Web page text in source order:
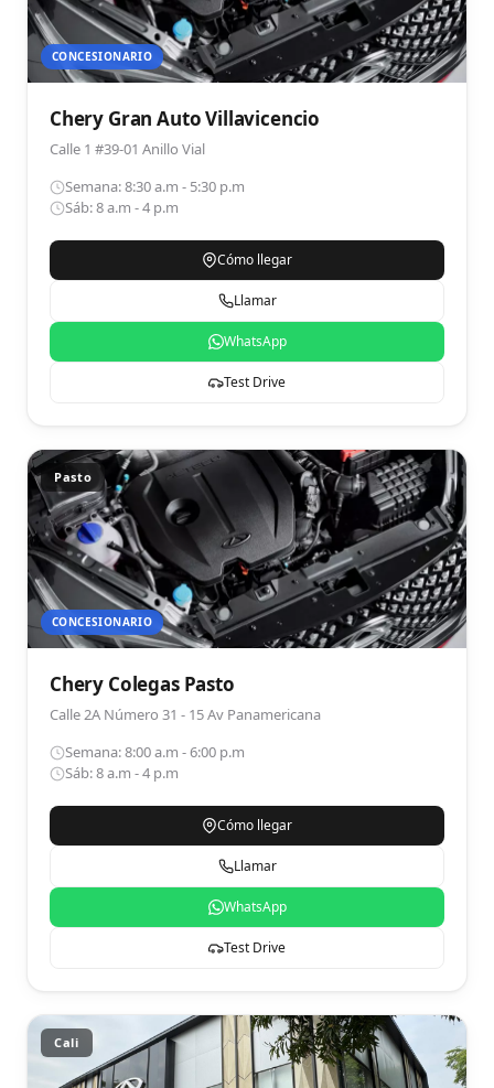
CONCESIONARIO
Chery Gran Auto Villavicencio
Calle 1 #39-01 Anillo Vial
Semana: 8:30 a.m - 5:30 p.m
Sáb: 8 a.m - 4 p.m
Cómo llegar
Llamar
WhatsApp
Test Drive
Pasto
CONCESIONARIO
Chery Colegas Pasto
Calle 2A Número 31 - 15 Av Panamericana
Semana: 8:00 a.m - 6:00 p.m
Sáb: 8 a.m - 4 p.m
Cómo llegar
Llamar
WhatsApp
Test Drive
Cali